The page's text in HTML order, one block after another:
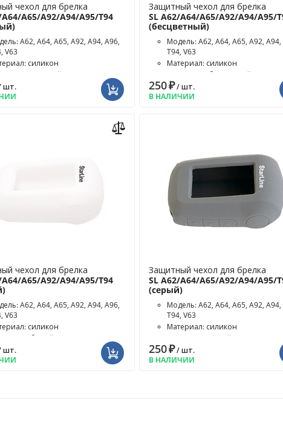
чехол для брелка
A64/A65/A92/A94/A95/T94
A62, A64, A65, A92, A94, A96,
V63
силикон
чехла: красный
шт.
Защитный чехол для брелка
SL A62/A64/A65/A92/A94/A95/
(бесцветный)
Модель: A62, A64, A65, A92, A94,
T94, V63
Материал: силикон
Цвет чехла: бесцветный
250₽/ шт.
В НАЛИЧИИ
чехол для брелка
A64/A65/A92/A94/A95/T94
A62, A64, A65, A92, A94, A96,
V63
силикон
чехла: белый
шт.
Защитный чехол для брелка
SL A62/A64/A65/A92/A94/A95/
(серый)
Модель: A62, A64, A65, A92, A94,
T94, V63
Материал: силикон
Цвет чехла: серый
250₽/ шт.
В НАЛИЧИИ